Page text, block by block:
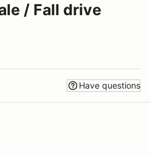
/ Fall drive
Have questions